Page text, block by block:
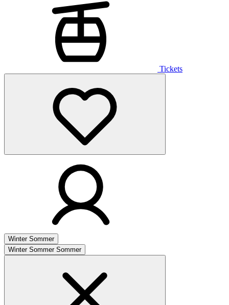
Tickets
Winter Sommer
Winter Sommer Sommer